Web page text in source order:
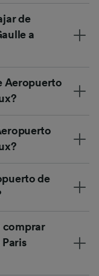
de
a
Aeropuerto
de
comprar